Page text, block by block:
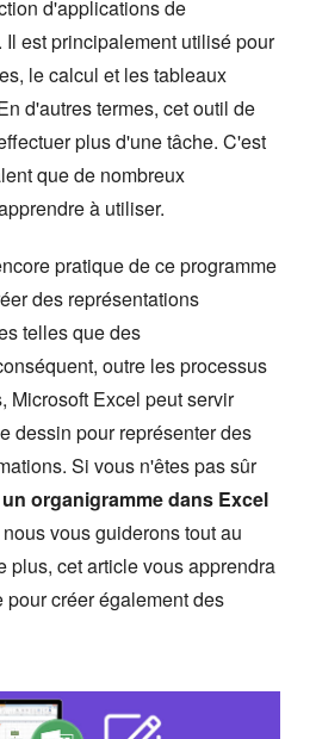
d'applications de
est principalement utilisé pour
le calcul et les tableaux
d'autres termes, cet outil de
plus d'une tâche. C'est
que de nombreux
à utiliser.
pratique de ce programme
des représentations
telles que des
outre les processus
Microsoft Excel peut servir
dessin pour représenter des
Si vous n'êtes pas sûr
organigramme dans Excel
vous guiderons tout au
plus, cet article vous apprendra
créer également des